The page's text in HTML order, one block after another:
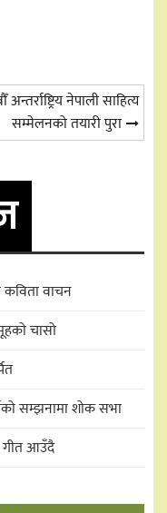
अन्तर्राष्ट्रिय नेपाली साहित्य
सम्मेलनको तयारी पुरा
वाचन
चासो
सम्झनामा शोक सभा
गीत आउँदै